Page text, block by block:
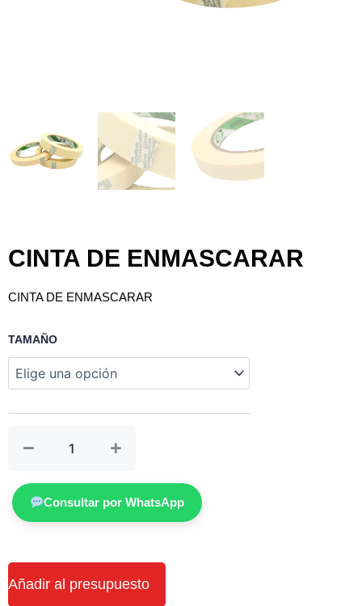
CINTA DE ENMASCARAR
CINTA DE ENMASCARAR
TAMAÑOCINTA
ENMASCARAR
cantidad
Consultar por WhatsApp
Añadir al presupuesto